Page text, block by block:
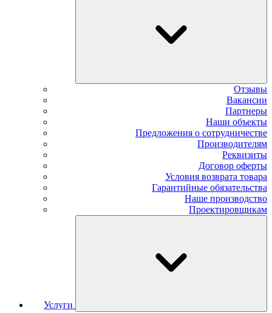
Отзывы
Вакансии
Партнеры
Наши объекты
Предложения о сотрудничестве
Производителям
Реквизиты
Договор оферты
Условия возврата товара
Гарантийные обязательства
Наше производство
Проектировщикам
Услуги